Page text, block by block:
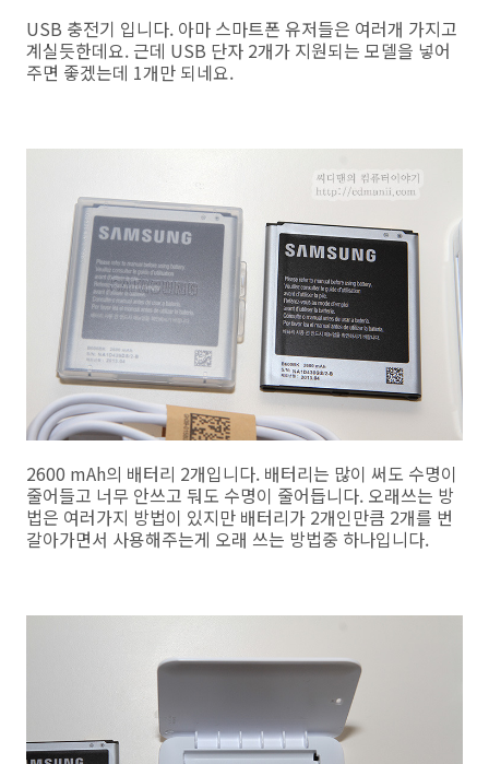
USB 충전기 입니다. 아마 스마트폰 유저들은 여러개 가지고
계실듯한데요. 근데 USB 단자 2개가 지원되는 모델을 넣어
주면 좋겠는데 1개만 되네요.
2600 mAh의 배터리 2개입니다. 배터리는 많이 써도 수명이
줄어들고 너무 안쓰고 둬도 수명이 줄어듭니다. 오래쓰는 방
법은 여러가지 방법이 있지만 배터리가 2개인만큼 2개를 번
갈아가면서 사용해주는게 오래 쓰는 방법중 하나입니다.